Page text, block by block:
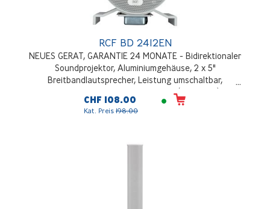
RCF BD 2412EN
NEUES GERAT, GARANTIE 24 MONATE - Bidirektionaler
Soundprojektor, Aluminiumgehäuse, 2 x 5"
Breitbandlautsprecher, Leistung umschaltbar,
Empfindlichkeit 88dB, IP66, grau (RAL 7035)
CHF 108.00
Kat. Preis 198.00